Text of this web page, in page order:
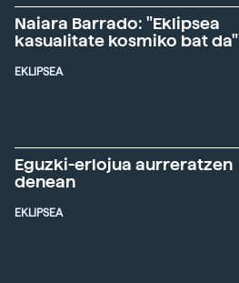
Naiara Barrado: "Eklipsea
kasualitate kosmiko bat da"
EKLIPSEA
Eguzki-erlojua aurreratzen
denean
EKLIPSEA